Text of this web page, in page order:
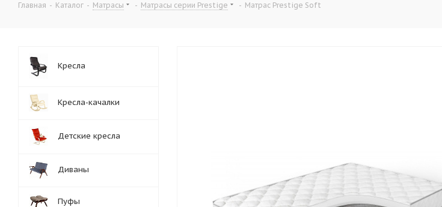
Главная - Каталог - Матрасы - Матрасы серии Prestige - Матрас Prestige Soft
Кресла
Кресла-качалки
Детские кресла
Диваны
Пуфы